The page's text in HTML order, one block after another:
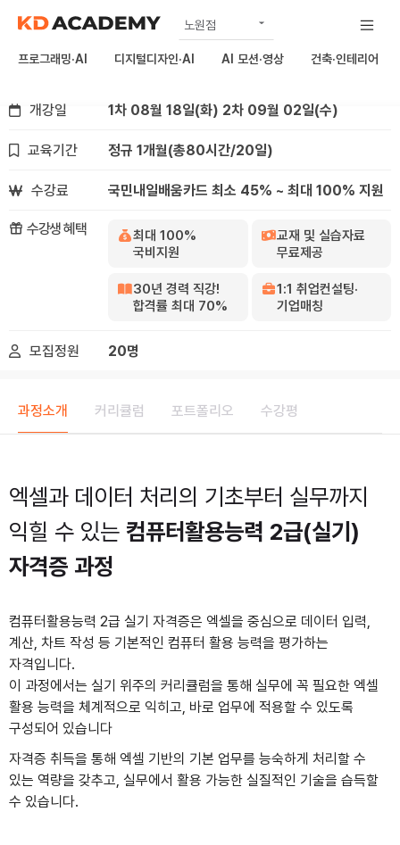
노원점
공식
구리남양주점
하남미사점
프로그래밍·AI 디지털디자인·AI AI 모션·영상 건축·인테리어
자격증·OA
컴퓨터활용능력2급 필기+실기 자격증취득
개강일 1차 08월 18일(화) 2차 09월 02일(수)
교육기간 정규 1개월(총80시간/20일)
수강료
국민내일배움카드 최소 45% ~ 최대 100% 지원
수강생 혜택
최대 100%
국비지원
교재 및 실습자료
무료제공
30년 경력 직강!
합격률 최대 70%
1:1 취업컨설팅·
기업매칭
모집정원 20명
과정소개 커리큘럼 포트폴리오 수강평
엑셀과 데이터 처리의 기초부터 실무까지
익힐 수 있는 컴퓨터활용능력 2급(실기)
자격증 과정
컴퓨터활용능력 2급 실기 자격증은 엑셀을 중심으로 데이터 입력,
계산, 차트 작성 등 기본적인 컴퓨터 활용 능력을 평가하는
자격입니다.
이 과정에서는 실기 위주의 커리큘럼을 통해 실무에 꼭 필요한 엑셀
활용 능력을 체계적으로 익히고, 바로 업무에 적용할 수 있도록
구성되어 있습니다
자격증 취득을 통해 엑셀 기반의 기본 업무를 능숙하게 처리할 수
있는 역량을 갖추고, 실무에서 활용 가능한 실질적인 기술을 습득할
수 있습니다.